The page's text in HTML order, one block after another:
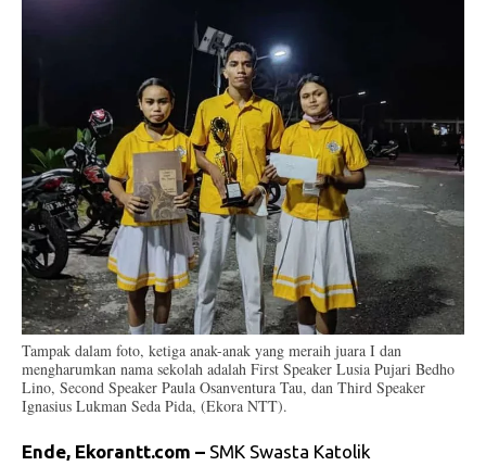
Tampak dalam foto, ketiga anak-anak yang meraih juara I dan
mengharumkan nama sekolah adalah First Speaker Lusia Pujari Bedho
Lino, Second Speaker Paula Osanventura Tau, dan Third Speaker
Ignasius Lukman Seda Pida, (Ekora NTT).
Ende, Ekorantt.com – SMK Swasta Katolik